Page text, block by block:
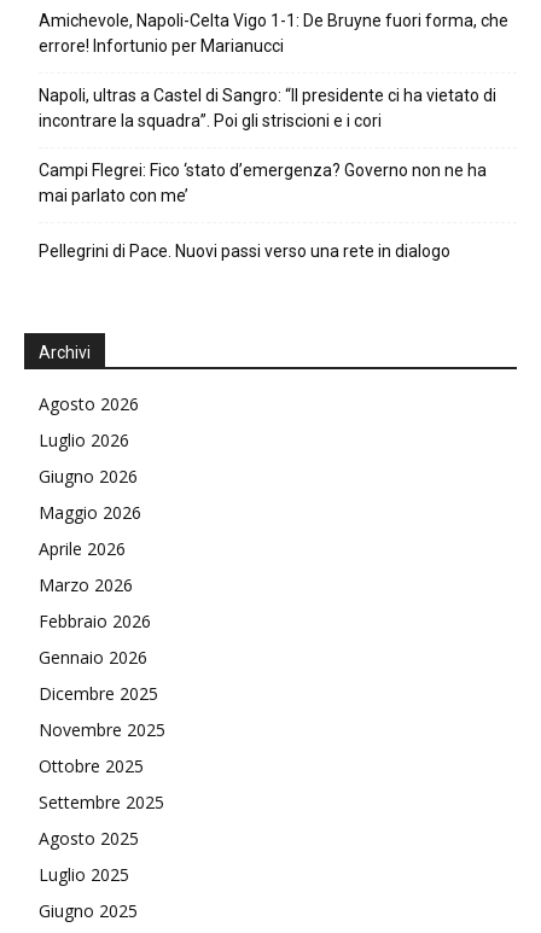
Amichevole, Napoli-Celta Vigo 1-1: De Bruyne fuori forma, che
errore! Infortunio per Marianucci
Napoli, ultras a Castel di Sangro: “Il presidente ci ha vietato di
incontrare la squadra”. Poi gli striscioni e i cori
Campi Flegrei: Fico ‘stato d’emergenza? Governo non ne ha
mai parlato con me’
Pellegrini di Pace. Nuovi passi verso una rete in dialogo
Archivi
Agosto 2026
Luglio 2026
Giugno 2026
Maggio 2026
Aprile 2026
Marzo 2026
Febbraio 2026
Gennaio 2026
Dicembre 2025
Novembre 2025
Ottobre 2025
Settembre 2025
Agosto 2025
Luglio 2025
Giugno 2025